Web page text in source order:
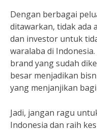
Dengan berbagai
ditawarkan, tidak ada
dan investor untuk
waralaba di
brand yang sudah
besar menjadikan
yang menjanjikan
Jadi, jangan ragu
Indonesia dan raih